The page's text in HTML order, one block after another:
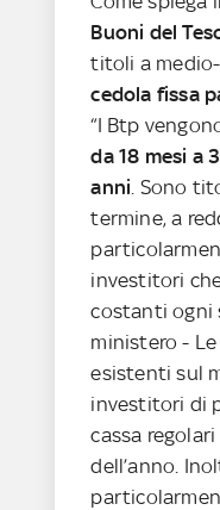
Buoni del
titoli a
cedola fissa
“I Btp
da 18 mesi a
anni . Sono
termine, a
investitori
costanti ogni
ministero -
esistenti sul
investitori di
cassa
dell’anno.